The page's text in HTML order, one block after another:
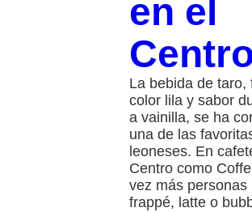
en el
La bebida de taro,
color lila y sabor
a vainilla, se ha
una de las
leoneses. En
Centro como
vez más personas
frappé, latte o